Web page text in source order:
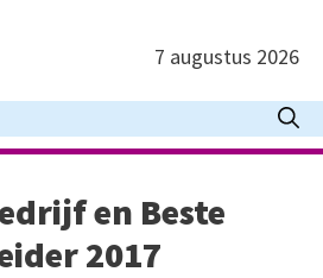
7 augustus 2026
en Beste
2017